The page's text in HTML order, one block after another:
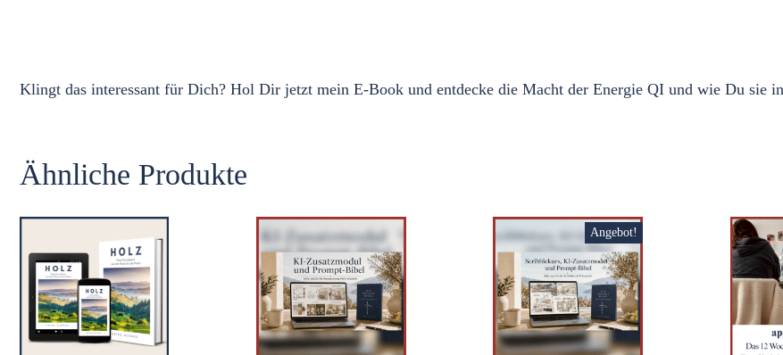
Klingt das interessant für Dich? Hol Dir jetzt mein E-Book und entdecke die Macht der Energie QI und wie Du sie
Ähnliche Produkte
Angebot!